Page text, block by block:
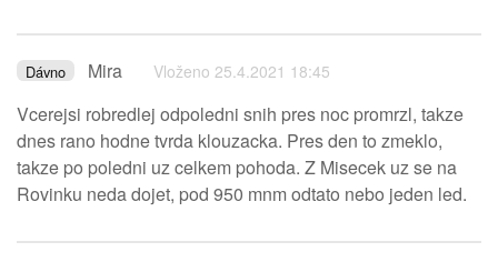
Dávno Mira Vloženo 25.4.2021 18:45
Vcerejsi robredlej odpoledni snih pres noc promrzl, takze
dnes rano hodne tvrda klouzacka. Pres den to zmeklo,
takze po poledni uz celkem pohoda. Z Misecek uz se na
Rovinku neda dojet, pod 950 mnm odtato nebo jeden led.